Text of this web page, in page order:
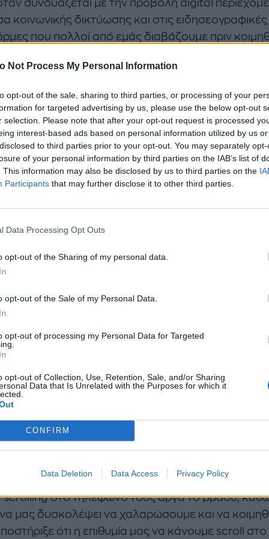
Not Process My Personal Information
opt-out of the sale, sharing to third parties, or processing of your
for targeted advertising by us, please use the below opt-out
selection. Please note that after your opt-out request is processed
interest-based ads based on personal information utilized by us
to third parties prior to your opt-out. You may separately
of your personal information by third parties on the IAB’s list of
This information may also be disclosed by us to third parties on the
Participants that may further disclose it to other third parties.
Data Processing Opt Outs
opt-out of the Sharing of my personal data.
opt-out of the Sale of my Personal Data.
opt-out of processing my Personal Data for Targeted
opt-out of Collection, Use, Retention, Sale, and/or Sharing
Data that Is Unrelated with the Purposes for which it
CONFIRM
Data Deletion Data Access Privacy Policy
συνδυάζεται με την προβολή digital
κοινωνικής δικτύωσης και στις ειδησεογραφικές
που πολλοί από εμάς διαβάζουμε πριν
στον Steven Bartlett για λογαριασμό ενός
αγχώδη και ανήσυχη ζωή, το καλύτερο που
είναι να πάρετε το τηλέφωνό σας, να βεβαιωθείτε
φωτεινότητα η οθόνη και να σκρολάρετε σε
κοινωνικής δικτύωσης, σε κάθε πλατφόρμα
να παρακολουθήσετε γραφικό περιεχόμενο,
που συμβαίνουν στον κόσμο τα
μοιράστηκε επίσης τρεις συνήθειες που
την καθημερινότητά μας και μας
χειρότερα -συμπεριλαμβανομένου
ελέγχουμε το τηλέφωνό μας και πόσο
είναι η οθόνη.
χαμηλού μαγνησίου και γιατί το συμπλήρωμα
αργά το βράδυ
προέτρεψε τους ανθρώπους να σταματήσουν
scrolling στο τηλέφωνό τους αργά το βράδυ,
να μας δυσκολέψει να χαλαρώσουμε και να
ότι η επιθυμία μας να κάνουμε scroll στο